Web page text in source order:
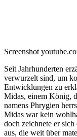
Screenshot
Seit Jahrhunderten
verwurzelt sind, um
Entwicklungen zu
Midas, einem König,
namens Phrygien
Midas war kein
doch zeichnete er
aus, die weit über